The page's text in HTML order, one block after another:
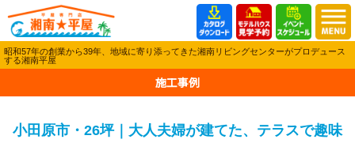
昭和57年の創業から39年、地域に寄り添ってきた湘南リビングセンターがプロデュース
する湘南平屋
施工事例
小田原市・26坪｜大人夫婦が建てた、テラスで趣味